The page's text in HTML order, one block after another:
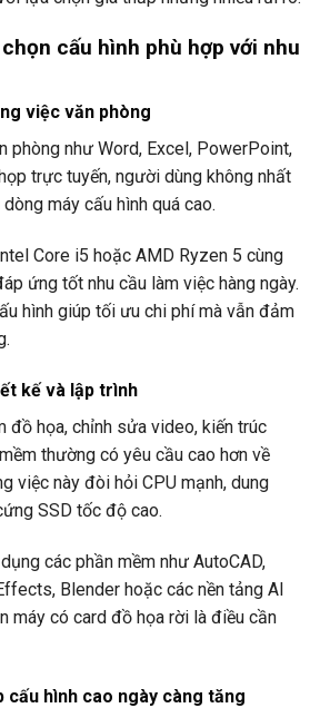
cấu hình phù hợp với nhu
việc văn phòng
phòng như Word, Excel, PowerPoint,
trực tuyến, người dùng không nhất
máy cấu hình quá cao.
Core i5 hoặc AMD Ryzen 5 cùng
ứng tốt nhu cầu làm việc hàng ngày.
hình giúp tối ưu chi phí mà vẫn đảm
kế và lập trình
đồ họa, chỉnh sửa video, kiến trúc
thường có yêu cầu cao hơn về
việc này đòi hỏi CPU mạnh, dung
SSD tốc độ cao.
các phần mềm như AutoCAD,
Blender hoặc các nền tảng AI
máy có card đồ họa rời là điều cần
cấu hình cao ngày càng tăng